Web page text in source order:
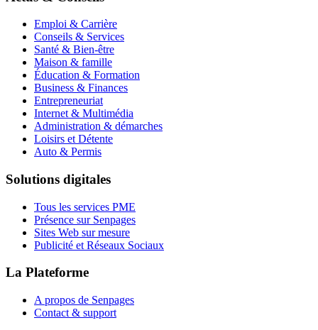
Emploi & Carrière
Conseils & Services
Santé & Bien-être
Maison & famille
Éducation & Formation
Business & Finances
Entrepreneuriat
Internet & Multimédia
Administration & démarches
Loisirs et Détente
Auto & Permis
Solutions digitales
Tous les services PME
Présence sur Senpages
Sites Web sur mesure
Publicité et Réseaux Sociaux
La Plateforme
A propos de Senpages
Contact & support